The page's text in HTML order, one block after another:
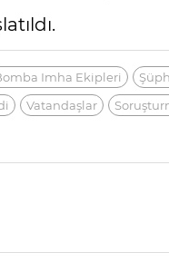
Imha Ekipleri
Vatandaşlar